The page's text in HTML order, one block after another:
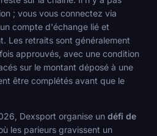
; vous vous connectez via
compte d'échange lié et
Les retraits sont généralement
approuvés, avec une condition
sur le montant déposé à une
être complétés avant que le
Dexsport organise un défi de
les parieurs gravissent un